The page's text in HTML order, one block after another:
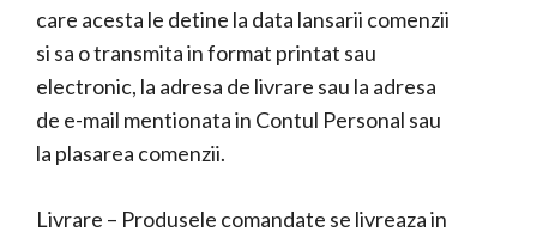
care acesta le detine la data lansarii comenzii
si sa o transmita in format printat sau
electronic, la adresa de livrare sau la adresa
de e-mail mentionata in Contul Personal sau
la plasarea comenzii.
Livrare – Produsele comandate se livreaza in